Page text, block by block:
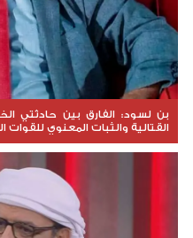
بن لسود: الفارق بين حادثتي
القتالية والثبات المعنوي للقوات